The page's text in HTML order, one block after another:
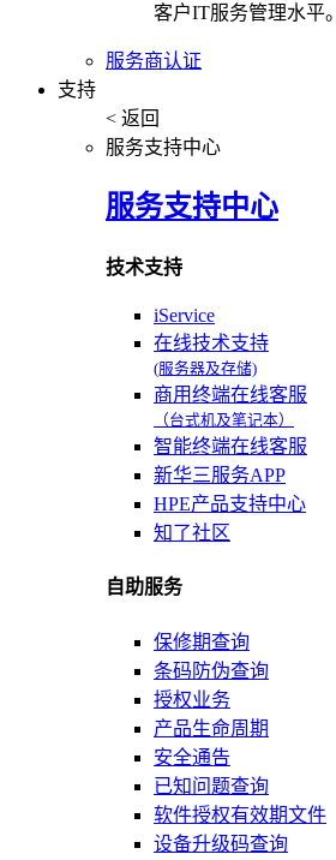
客户IT服务管理水平。
服务商认证
支持
< 返回
服务支持中心
服务支持中心
技术支持
iService
在线技术支持
(服务器及存储)
商用终端在线客服
（台式机及笔记本）
智能终端在线客服
新华三服务APP
HPE产品支持中心
知了社区
自助服务
保修期查询
条码防伪查询
授权业务
产品生命周期
安全通告
已知问题查询
软件授权有效期文件
设备升级码查询